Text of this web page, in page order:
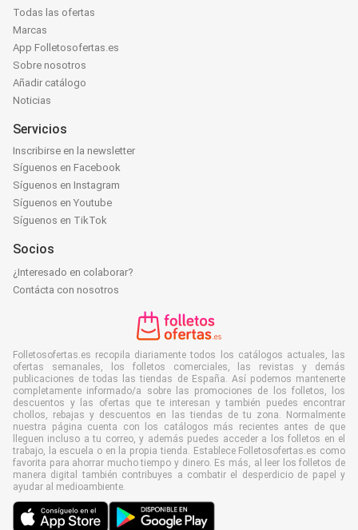
Todas las ofertas
Marcas
App Folletosofertas.es
Sobre nosotros
Añadir catálogo
Noticias
Servicios
Inscribirse en la newsletter
Síguenos en Facebook
Síguenos en Instagram
Síguenos en Youtube
Síguenos en TikTok
Socios
¿Interesado en colaborar?
Contácta con nosotros
Folletosofertas.es recopila diariamente todos los catálogos actuales, las
ofertas semanales, los folletos comerciales, las revistas y demás
publicaciones de todas las tiendas de España. Así podemos mantenerte
completamente informado/a sobre las promociones de los folletos, los
descuentos y las ofertas que te interesan y también puedes encontrar
chollos, rebajas y descuentos en las tiendas de tu zona. Normalmente
nuestra página cuenta con los catálogos más recientes antes de que
lleguen incluso a tu correo, y además puedes acceder a los folletos en el
trabajo, la escuela o en la propia tienda. Establece Folletosofertas.es como
favorita para ahorrar mucho tiempo y dinero. Es más, al leer los folletos de
manera digital también contribuyes a combatir el desperdicio de papel y
ayudar al medioambiente.